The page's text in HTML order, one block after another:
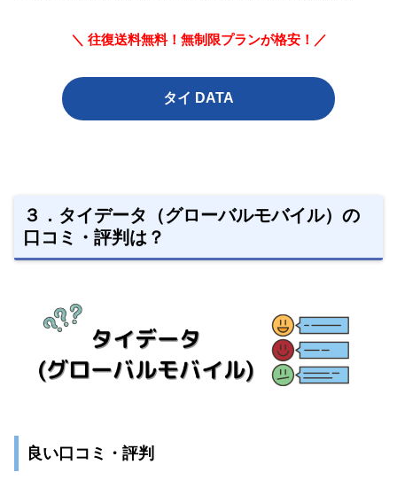
＼ 往復送料無料！無制限プランが格安！／
タイ DATA
３．タイデータ（グローバルモバイル）の
口コミ・評判は？
良い口コミ・評判